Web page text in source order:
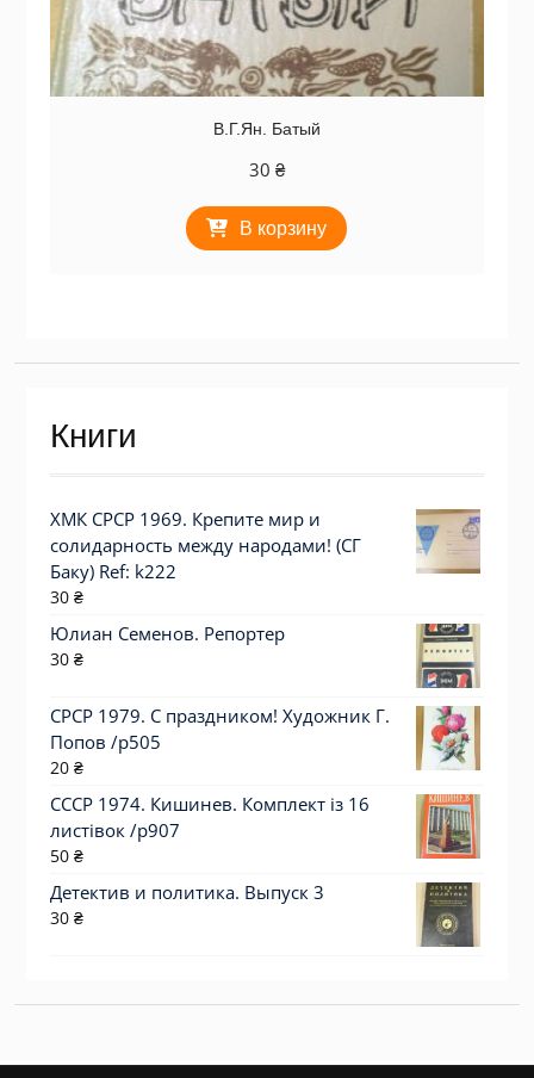
В.Г.Ян. Батый
30 ₴
В корзину
Книги
ХМК СРСР 1969. Крепите мир и
солидарность между народами! (СГ
Баку) Ref: k222
30 ₴
Юлиан Семенов. Репортер
30 ₴
СРСР 1979. С праздником! Художник Г.
Попов /р505
20 ₴
СССР 1974. Кишинев. Комплект із 16
листівок /р907
50 ₴
Детектив и политика. Выпуск 3
30 ₴